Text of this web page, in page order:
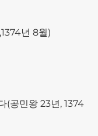
년 8월)
(공민왕 23년, 1374